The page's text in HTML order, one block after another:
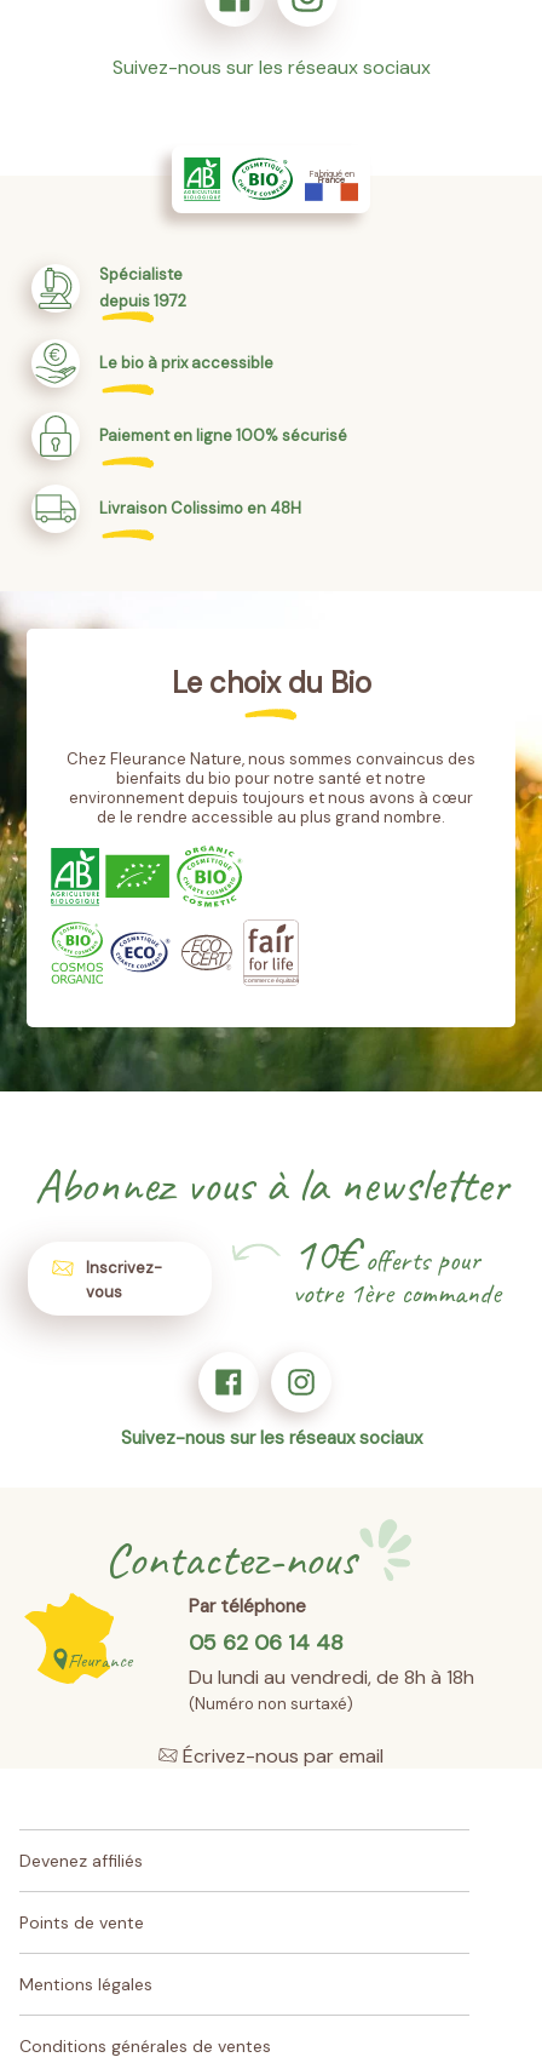
Suivez-nous sur les réseaux sociaux
Fabriqué en
France
Spécialiste
depuis 1972
Le bio à prix accessible
Paiement en ligne 100% sécurisé
Livraison Colissimo en 48H
Le choix du Bio
Chez Fleurance Nature, nous sommes convaincus des
bienfaits du bio pour notre santé et notre
environnement depuis toujours et nous avons à cœur
de le rendre accessible au plus grand nombre.
Abonnez vous à la newsletter
Inscrivez-
vous
10€offerts pour
votre 1ère commande
Suivez-nous sur les réseaux sociaux
Contactez-nous
Fleurance
Par téléphone
05 62 06 14 48
Du lundi au vendredi, de 8h à 18h
(Numéro non surtaxé)
Écrivez-nous par email
Devenez affiliés
Points de vente
Mentions légales
Conditions générales de ventes